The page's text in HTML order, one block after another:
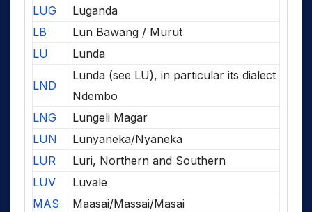
LUG
Luganda
LB
Lun Bawang / Murut
LU
Lunda
LND
Lunda (see LU), in particular its dialect
Ndembo
LNG
Lungeli Magar
LUN
Lunyaneka/Nyaneka
LUR
Luri, Northern and Southern
LUV
Luvale
MAS
Maasai/Massai/Masai